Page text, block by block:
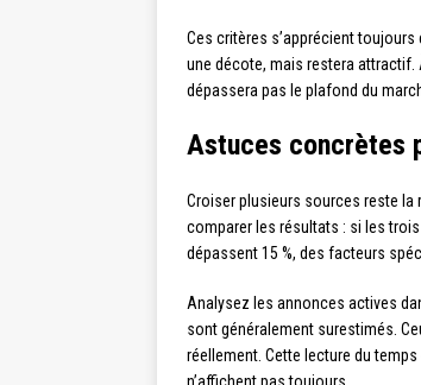
Ces critères s’apprécient
une décote, mais restera attractif.
dépassera pas le plafond du
Astuces concrètes
Croiser plusieurs sources reste la
comparer les résultats : si les
dépassent 15 %, des facteurs
Analysez les annonces actives
sont généralement surestimés.
réellement. Cette lecture du